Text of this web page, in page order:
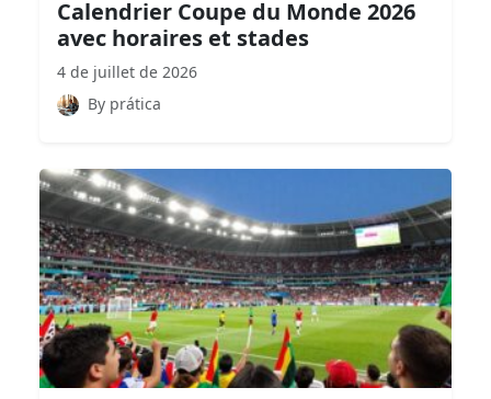
Calendrier Coupe du Monde 2026
avec horaires et stades
4 de juillet de 2026
By prática